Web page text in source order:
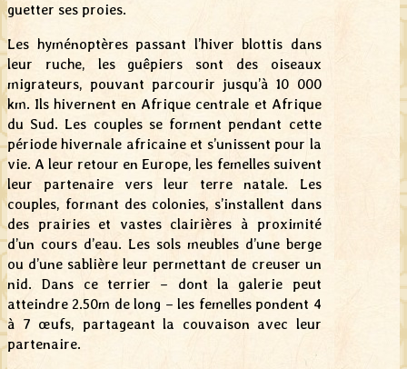
guetter ses proies.
Les hyménoptères passant l’hiver blottis dans
leur ruche, les guêpiers sont des oiseaux
migrateurs, pouvant parcourir jusqu’à 10 000
km. Ils hivernent en Afrique centrale et Afrique
du Sud. Les couples se forment pendant cette
période hivernale africaine et s’unissent pour la
vie. A leur retour en Europe, les femelles suivent
leur partenaire vers leur terre natale. Les
couples, formant des colonies, s’installent dans
des prairies et vastes clairières à proximité
d’un cours d’eau. Les sols meubles d’une berge
ou d’une sablière leur permettant de creuser un
nid. Dans ce terrier – dont la galerie peut
atteindre 2.50m de long – les femelles pondent 4
à 7 œufs, partageant la couvaison avec leur
partenaire.